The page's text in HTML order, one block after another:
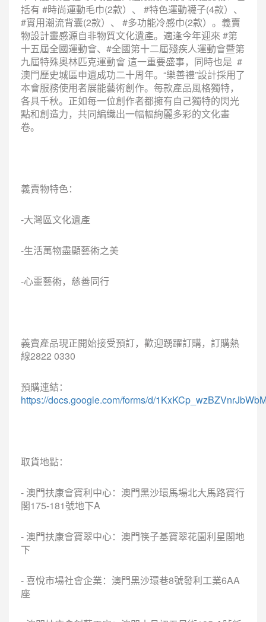
括有 #時尚運動毛巾(2款）、 #特色運動襪子(4款）、
#實用潮流背囊(2款）、 #多功能冷感巾(2款）。義賣
物設計靈感源自非物質文化遺產。適逢今年迎來 #第
十五屆全國運動會、#全國第十二屆殘疾人運動會暨第
九屆特殊奧林匹克運動會 這一重要盛事，同時也是 #
澳門歷史城區申遺成功二十周年。“樂善禮”設計採用了
本會服務使用者展能藝術創作。每款產品風格獨特，
各具千秋。正如每一位創作者都擁有自己獨特的閃光
點和創造力，共同編織出一幅幅絢麗多彩的文化畫
卷。
義賣物特色：
-大灣區文化遺產
-生活萬物盡顯藝術之美
-心靈藝術，慈善同行
義賣產品現正開始接受預訂，歡迎踴躍訂購，訂購熱
線2822 0330
預購連結：
https://docs.google.com/forms/d/
取貨地點：
- 澳門扶康會寶利中心：澳門黑沙環馬場北大馬路寶行
閣175-181號地下A
- 澳門扶康會寶翠中心：澳門筷子基寶翠花園利星閣地
下
- 喜悅市場社會企業：澳門黑沙環巷8號發利工業6AA
座